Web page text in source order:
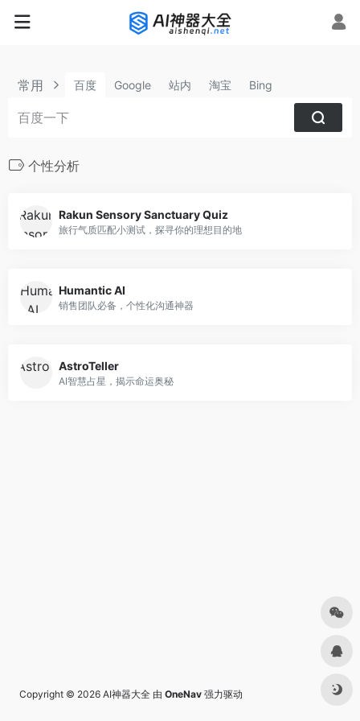
常用 百度 Google 站内 淘宝 Bing
个性分析
Rakun Sensory Sanctuary Quiz
旅行气质匹配小测试，探寻你的理想目的地
Humantic AI
销售团队必备，个性化沟通神器
AstroTeller
AI智慧占星，揭示命运奥秘
Copyright © 2026 AI神器大全 由 OneNav 强力驱动